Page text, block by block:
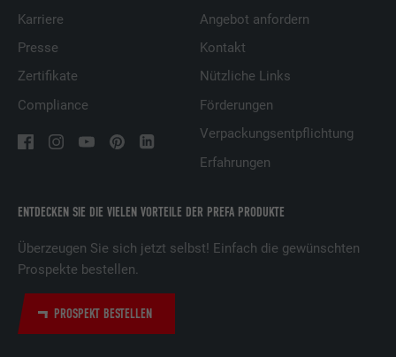
ENTDECKEN SIE DIE VIELEN VORTEILE DER PREFA PRODUKTE
Überzeugen Sie sich jetzt selbst! Einfach die gewünschten
Prospekte bestellen.
PROSPEKT BESTELLEN
Karriere
Presse
Zertifikate
Compliance
Angebot anfordern
Kontakt
Nützliche Links
Förderungen
Verpackungsentpflichtung
Erfahrungen